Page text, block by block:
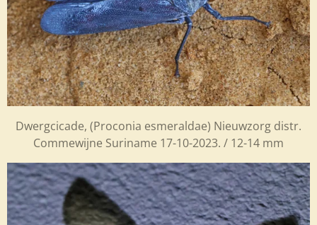
Dwergcicade, (Proconia esmeraldae) Nieuwzorg distr.
Commewijne Suriname 17-10-2023. / 12-14 mm